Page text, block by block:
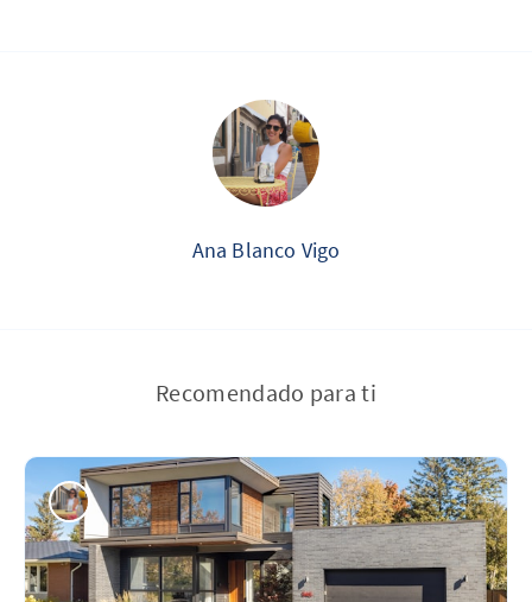
Ana Blanco Vigo
Recomendado para ti